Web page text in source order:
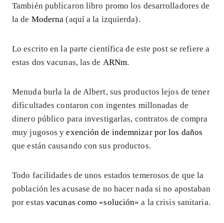
También publicaron libro promo los desarrolladores de
la de Moderna(aquí a la izquierda).
Lo escrito en la parte científica de este post se refiere a
estas dos vacunas, las de ARNm.
Menuda burla la de Albert, sus productos lejos de tener
dificultades contaron con ingentes millonadas de
dinero público para investigarlas, contratos de compra
muy jugosos yexención de indemnizar por los daños
que están causando con sus productos.
Todo facilidades de unos estados temerosos de que la
población les acusase de no hacer nada si no apostaban
por estasvacunas como «solución» a la crisis sanitaria.